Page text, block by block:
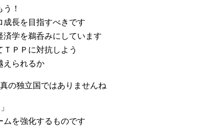
！
長を目指すべきです
学を鵜呑みにしています
ＰＰに対抗しよう
えられるか
独立国ではありませんね
を強化するものです